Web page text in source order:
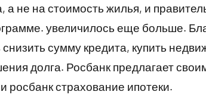
а не на стоимость жилья, и
увеличилось еще больше.
сумму кредита, купить
долга. Росбанк предлагает
росбанк страхование ипотеки.